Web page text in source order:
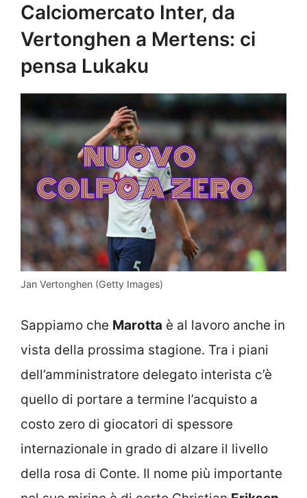
Calciomercato Inter, da
Vertonghen a Mertens: ci
pensa Lukaku
Jan Vertonghen (Getty Images)
Sappiamo che Marotta è al lavoro anche in
vista della prossima stagione. Tra i piani
dell’amministratore delegato interista c’è
quello di portare a termine l’acquisto a
costo zero di giocatori di spessore
internazionale in grado di alzare il livello
della rosa di Conte. Il nome più importante